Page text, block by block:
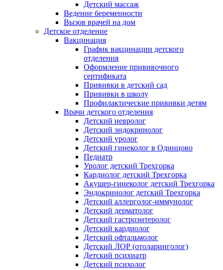
Детский массаж
Ведение беременности
Вызов врачей на дом
Детское отделение
Вакцинация
График вакцинации детского
отделения
Оформление прививочного
сертификата
Прививки в детский сад
Прививки в школу
Профилактические прививки детям
Врачи детского отделения
Детский невролог
Детский эндокринолог
Детский уролог
Детский гинеколог в Одинцово
Педиатр
Уролог детский Трехгорка
Кардиолог детский Трехгорка
Акушер-гинеколог детский Трехгорка
Эндокринолог детский Трехгорка
Детский аллерголог-иммунолог
Детский дерматолог
Детский гастроэнтеролог
Детский кардиолог
Детский офтальмолог
Детский ЛОР (отоларинголог)
Детский психиатр
Детский психолог